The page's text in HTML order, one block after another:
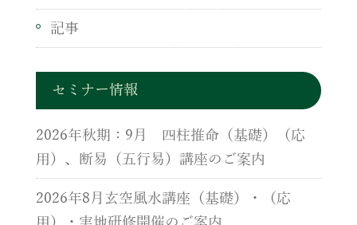
記事
セミナー情報
2026年秋期：9月 四柱推命（基礎）（応
用）、断易（五行易）講座のご案内
2026年8月玄空風水講座（基礎）・（応